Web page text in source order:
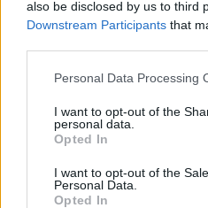
also be disclosed by us to third
Downstream Participants that
Please note that this website/
not limited to your visit or
grant or deny consent to
use your data for below
consent section.
Personal Data Processing
I want to opt-out of the
personal data.
Opted In
I want to opt-out of the
Personal Data.
Opted In
Continue lendo
MOEDAS CRIPTOGRÁFICAS